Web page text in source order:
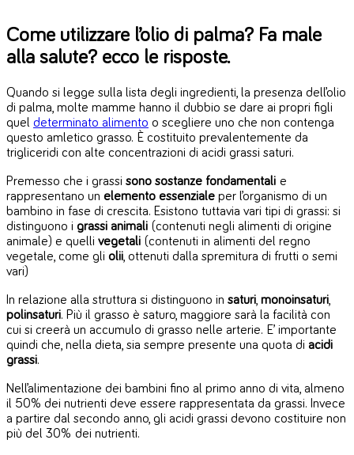
Come utilizzare l’olio di palma? Fa male
alla salute? ecco le risposte.
Quando si legge sulla lista degli ingredienti, la presenza dell’olio
di palma, molte mamme hanno il dubbio se dare ai propri figli
quel determinato alimento o scegliere uno che non contenga
questo amletico grasso. È costituito prevalentemente da
trigliceridi con alte concentrazioni di acidi grassi saturi.
Premesso che i grassi sono sostanze fondamentali e
rappresentano un elemento essenziale per l’organismo di un
bambino in fase di crescita. Esistono tuttavia vari tipi di grassi: si
distinguono i grassi animali (contenuti negli alimenti di origine
animale) e quelli vegetali (contenuti in alimenti del regno
vegetale, come gli olii, ottenuti dalla spremitura di frutti o semi
vari)
In relazione alla struttura si distinguono in saturi, monoinsaturi,
polinsaturi. Più il grasso è saturo, maggiore sarà la facilità con
cui si creerà un accumulo di grasso nelle arterie. E’ importante
quindi che, nella dieta, sia sempre presente una quota di acidi
grassi.
Nell’alimentazione dei bambini fino al primo anno di vita, almeno
il 50% dei nutrienti deve essere rappresentata da grassi. Invece
a partire dal secondo anno, gli acidi grassi devono costituire non
più del 30% dei nutrienti.